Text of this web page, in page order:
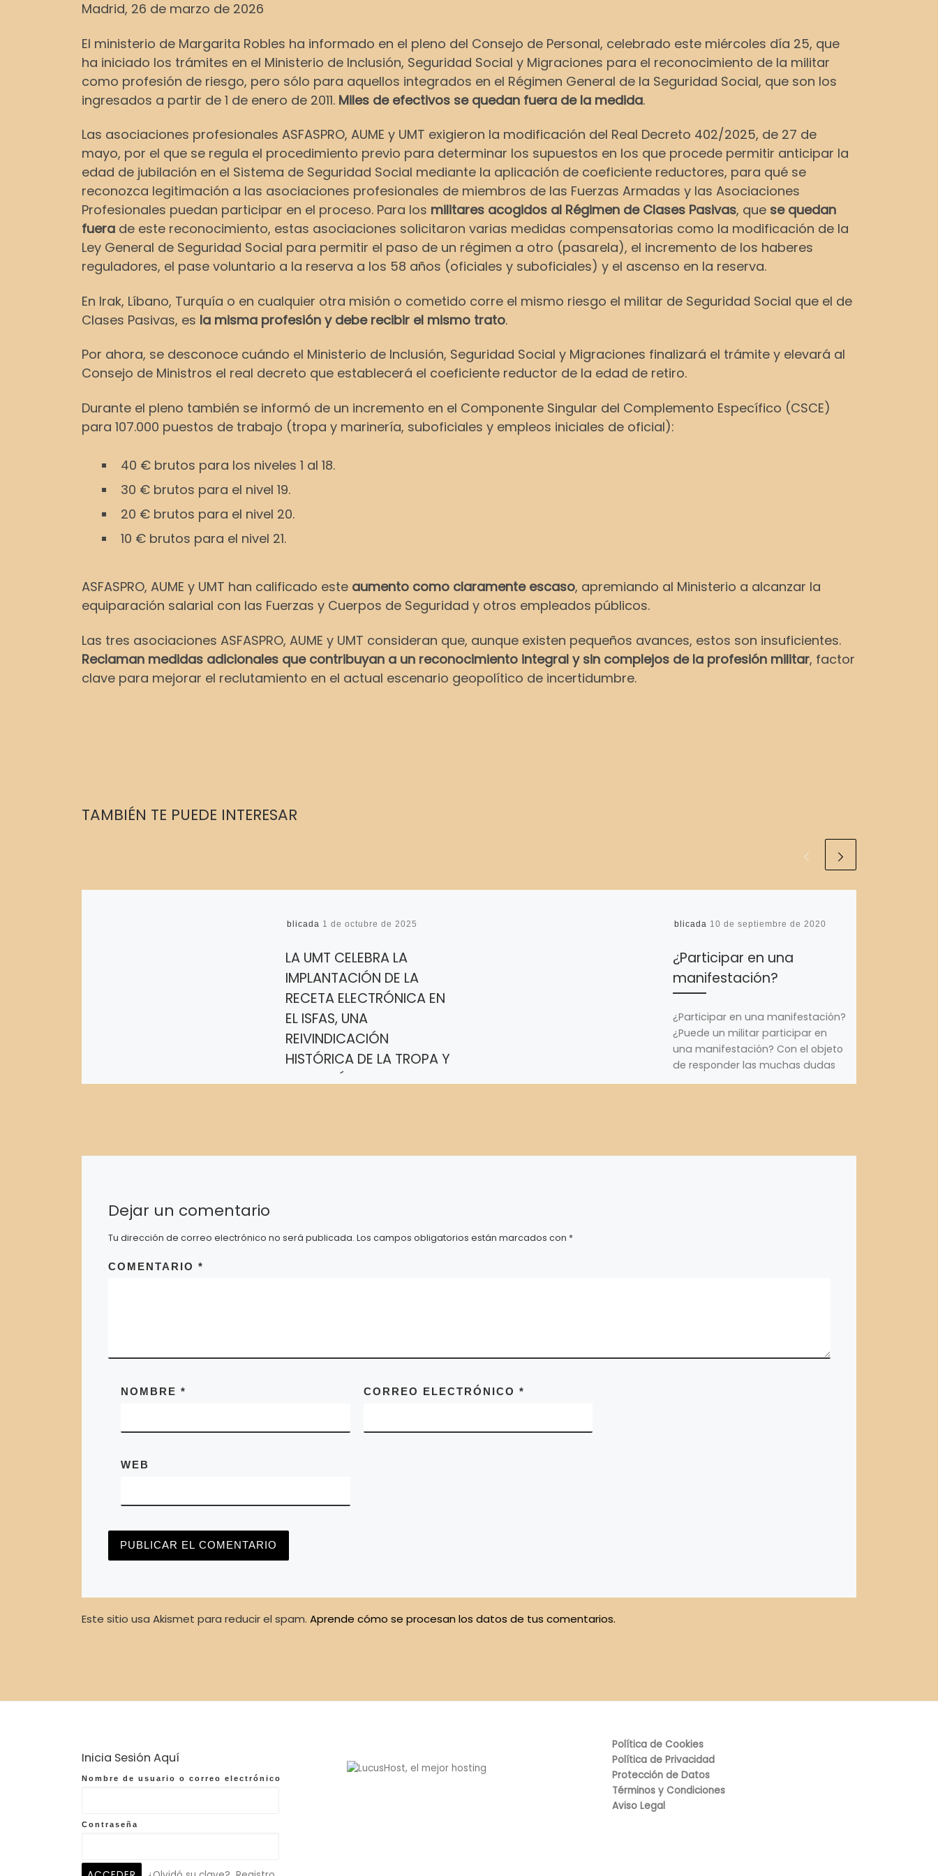
Madrid, 26 de marzo de 2026
El ministerio de Margarita Robles ha informado en el pleno del Consejo de Personal, celebrado este miércoles día 25, que
ha iniciado los trámites en el Ministerio de Inclusión, Seguridad Social y Migraciones para el reconocimiento de la militar
como profesión de riesgo, pero sólo para aquellos integrados en el Régimen General de la Seguridad Social, que son los
ingresados a partir de 1 de enero de 2011. Miles de efectivos se quedan fuera de la medida.
Las asociaciones profesionales ASFASPRO, AUME y UMT exigieron la modificación del Real Decreto 402/2025, de 27 de
mayo, por el que se regula el procedimiento previo para determinar los supuestos en los que procede permitir anticipar la
edad de jubilación en el Sistema de Seguridad Social mediante la aplicación de coeficiente reductores, para qué se
reconozca legitimación a las asociaciones profesionales de miembros de las Fuerzas Armadas y las Asociaciones
Profesionales puedan participar en el proceso. Para los militares acogidos al Régimen de Clases Pasivas, que se quedan
fuera de este reconocimiento, estas asociaciones solicitaron varias medidas compensatorias como la modificación de la
Ley General de Seguridad Social para permitir el paso de un régimen a otro (pasarela), el incremento de los haberes
reguladores, el pase voluntario a la reserva a los 58 años (oficiales y suboficiales) y el ascenso en la reserva.
En Irak, Líbano, Turquía o en cualquier otra misión o cometido corre el mismo riesgo el militar de Seguridad Social que el de
Clases Pasivas, es la misma profesión y debe recibir el mismo trato.
Por ahora, se desconoce cuándo el Ministerio de Inclusión, Seguridad Social y Migraciones finalizará el trámite y elevará al
Consejo de Ministros el real decreto que establecerá el coeficiente reductor de la edad de retiro.
Durante el pleno también se informó de un incremento en el Componente Singular del Complemento Específico (CSCE)
para 107.000 puestos de trabajo (tropa y marinería, suboficiales y empleos iniciales de oficial):
40 € brutos para los niveles 1 al 18.
30 € brutos para el nivel 19.
20 € brutos para el nivel 20.
10 € brutos para el nivel 21.
ASFASPRO, AUME y UMT han calificado este aumento como claramente escaso, apremiando al Ministerio a alcanzar la
equiparación salarial con las Fuerzas y Cuerpos de Seguridad y otros empleados públicos.
Las tres asociaciones ASFASPRO, AUME y UMT consideran que, aunque existen pequeños avances, estos son insuficientes.
Reclaman medidas adicionales que contribuyan a un reconocimiento integral y sin complejos de la profesión militar, factor
clave para mejorar el reclutamiento en el actual escenario geopolítico de incertidumbre.
TAMBIÉN TE PUEDE INTERESAR
Publicada 1 de octubre de 2025
LA UMT CELEBRA LA
IMPLANTACIÓN DE LA
RECETA ELECTRÓNICA EN
EL ISFAS, UNA
REIVINDICACIÓN
HISTÓRICA DE LA TROPA Y
MARINERÍA
Publicada 10 de septiembre de 2020
¿Participar en una
manifestación?
¿Participar en una manifestación?
¿Puede un militar participar en
una manifestación? Con el objeto
de responder las muchas dudas
surgidas entre los […]
Dejar un comentario
Tu dirección de correo electrónico no será publicada. Los campos obligatorios están marcados con *
COMENTARIO *
NOMBRE* CORREO ELECTRÓNICO *
WEB
Este sitio usa Akismet para reducir el spam. Aprende cómo se procesan los datos de tus comentarios.
Inicia Sesión Aquí
Nombre de usuario o correo electrónico
Contraseña
Política de Cookies
Política de Privacidad
Protección de Datos
Términos y Condiciones
Aviso Legal